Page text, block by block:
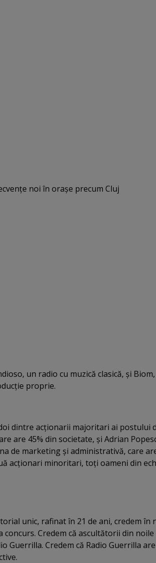
noi în oraşe precum Cluj
un radio cu muzică clasică, şi
proprie.
dintre acţionarii majoritari ai postului
are 45% din societate, şi Adrian
de marketing şi administrativă, care
acţionari minoritari, toţi oameni din
unic, rafinat în 21 de ani, credem în
concurs. Credem că ascultătorii din
Guerrilla. Credem că Radio Guerrilla are